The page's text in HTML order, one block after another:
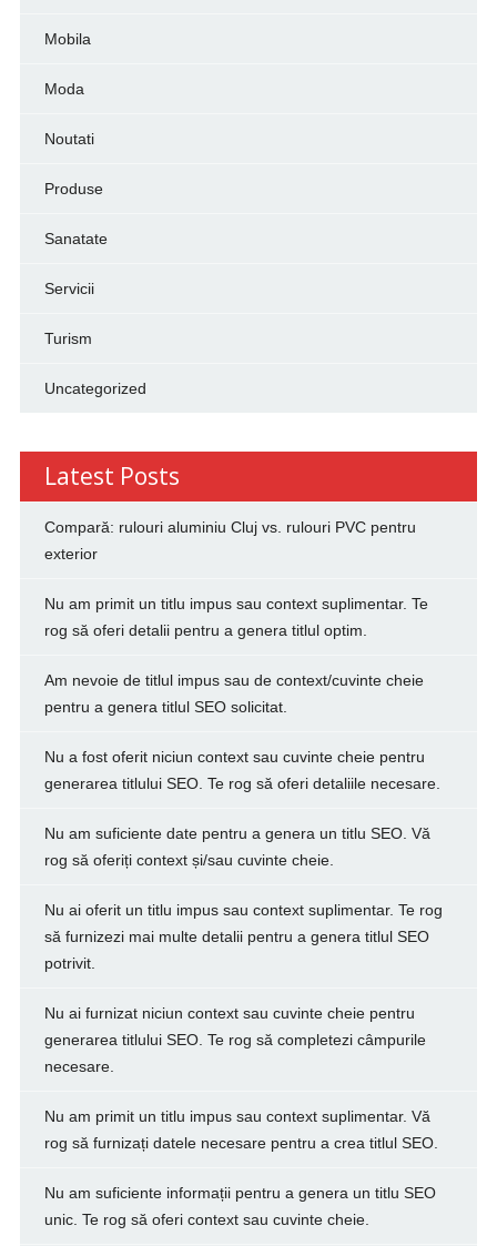
Mobila
Moda
Noutati
Produse
Sanatate
Servicii
Turism
Uncategorized
Latest Posts
Compară: rulouri aluminiu Cluj vs. rulouri PVC pentru
exterior
Nu am primit un titlu impus sau context suplimentar. Te
rog să oferi detalii pentru a genera titlul optim.
Am nevoie de titlul impus sau de context/cuvinte cheie
pentru a genera titlul SEO solicitat.
Nu a fost oferit niciun context sau cuvinte cheie pentru
generarea titlului SEO. Te rog să oferi detaliile necesare.
Nu am suficiente date pentru a genera un titlu SEO. Vă
rog să oferiți context și/sau cuvinte cheie.
Nu ai oferit un titlu impus sau context suplimentar. Te rog
să furnizezi mai multe detalii pentru a genera titlul SEO
potrivit.
Nu ai furnizat niciun context sau cuvinte cheie pentru
generarea titlului SEO. Te rog să completezi câmpurile
necesare.
Nu am primit un titlu impus sau context suplimentar. Vă
rog să furnizați datele necesare pentru a crea titlul SEO.
Nu am suficiente informații pentru a genera un titlu SEO
unic. Te rog să oferi context sau cuvinte cheie.